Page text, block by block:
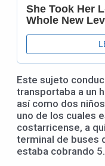
Este sujeto
transportaba a un
así como dos
uno de los cuales
costarricense, a
terminal de buses
estaba cobrando